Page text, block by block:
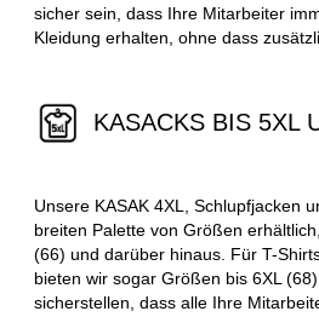
sicher sein, dass Ihre Mitarbeiter
Kleidung erhalten, ohne dass
KASACKS BIS 5XL
Unsere KASAK 4XL, Schlupfjacken
breiten Palette von Größen
(66) und darüber hinaus. Für T-
bieten wir sogar Größen bis 6XL
sicherstellen, dass alle Ihre